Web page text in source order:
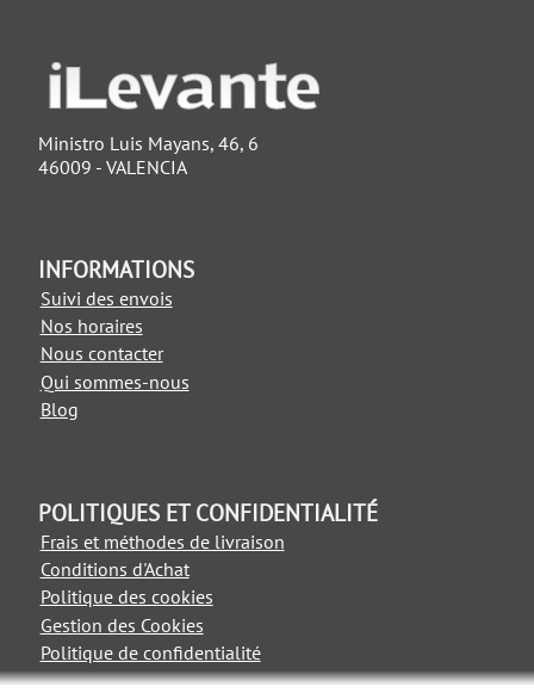
Ministro Luis Mayans, 46, 6
46009 - VALENCIA
INFORMATIONS
Suivi des envois
Nos horaires
Nous contacter
Qui sommes-nous
Blog
POLITIQUES ET CONFIDENTIALITÉ
Frais et méthodes de livraison
Conditions d'Achat
Politique des cookies
Gestion des Cookies
Politique de confidentialité